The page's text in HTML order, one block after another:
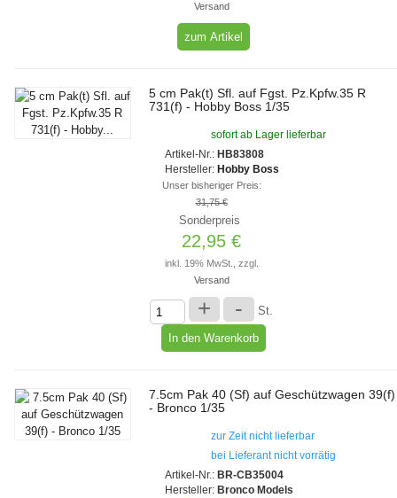
Versand
zum Artikel
5 cm Pak(t) Sfl. auf Fgst. Pz.Kpfw.35 R
731(f) - Hobby Boss 1/35
sofort ab Lager lieferbar
Artikel-Nr.: HB83808
Hersteller: Hobby Boss
Unser bisheriger Preis:
31,75 €
Sonderpreis
22,95 €
inkl. 19% MwSt., zzgl.
Versand
+ - St.
7.5cm Pak 40 (Sf) auf Geschützwagen 39(f)
- Bronco 1/35
zur Zeit nicht lieferbar
bei Lieferant nicht vorrätig
Artikel-Nr.: BR-CB35004
Hersteller: Bronco Models